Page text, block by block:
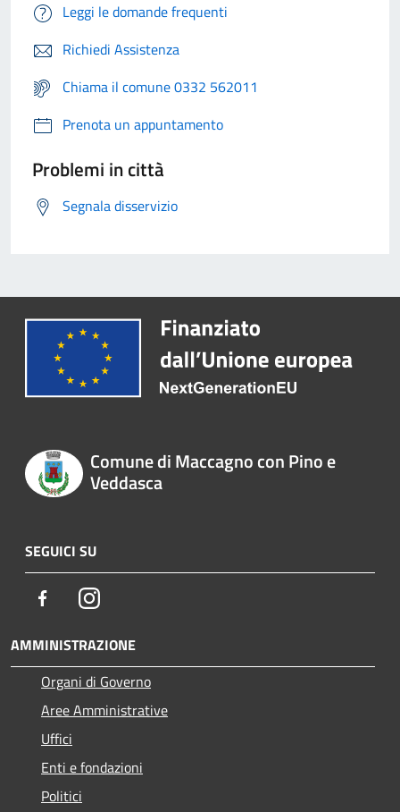
Leggi le domande frequenti
Richiedi Assistenza
Chiama il comune 0332 562011
Prenota un appuntamento
Problemi in città
Segnala disservizio
Comune di Maccagno con Pino e
Veddasca
SEGUICI SU
FacebookInstagram
AMMINISTRAZIONE
Organi di Governo
Aree Amministrative
Uffici
Enti e fondazioni
Politici